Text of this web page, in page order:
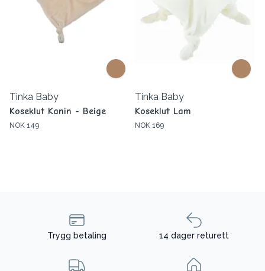
Tinka Baby
Koseklut Kanin - Beige
NOK 149
Tinka Baby
Koseklut Lam
NOK 169
Trygg betaling 14 dager returett